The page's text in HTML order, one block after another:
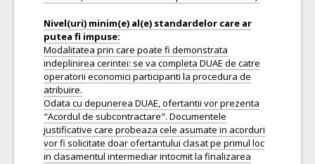
Nivel(uri) minim(e) al(e) standardelor care ar
Modalitatea prin care poate fi demonstrata
indeplinirea cerintei: se va completa DUAE de catre
operatorii economici participanti la procedura de
atribuire.
Odata cu depunerea DUAE, ofertantii vor prezenta
"Acordul de subcontractare". Documentele
justificative care probeaza cele asumate in acorduri
vor fi solicitate doar ofertantului clasat pe primul loc
in clasamentul intermediar intocmit la finalizarea